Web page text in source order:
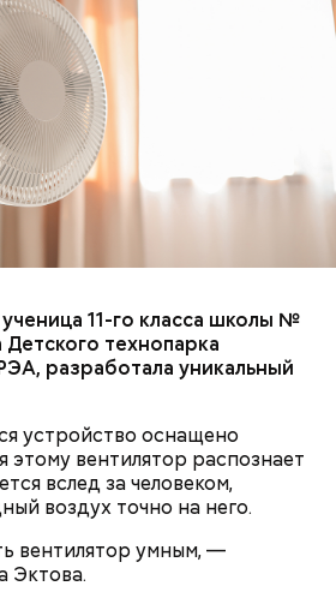
11-го класса школы №
технопарка
разработала уникальный
устройство оснащено
этому вентилятор распознает
вслед за человеком,
воздух точно на него.
вентилятор умным, —
Эктова.